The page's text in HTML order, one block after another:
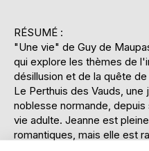
RÉSUMÉ :
"Une vie" de Guy de
qui explore les thèmes de
désillusion et de la quête
Le Perthuis des Vauds,
noblesse normande,
vie adulte. Jeanne est
romantiques, mais elle est